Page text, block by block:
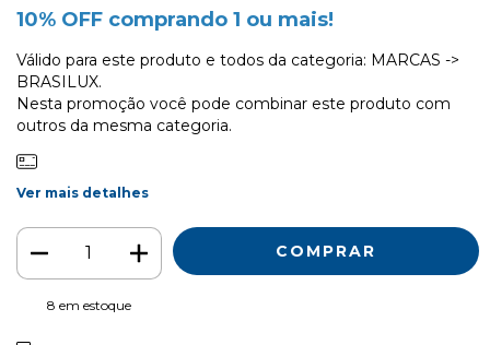
10% OFF comprando 1 ou mais!
Válido para este produto e todos da categoria: MARCAS ->
BRASILUX.
Nesta promoção você pode combinar este produto com
outros da mesma categoria.
Ver mais detalhes
8 em estoque